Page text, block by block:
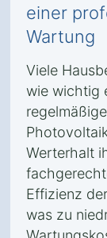
einer
Wartung
Viele
wie wichtig
Werterhalt
Effizienz
was zu